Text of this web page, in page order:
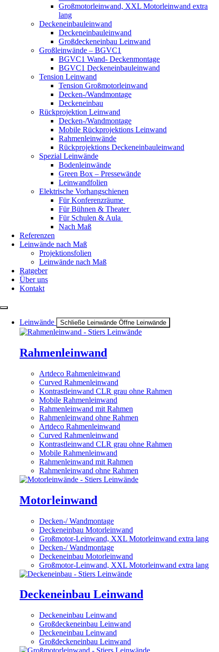
Großmotorleinwand, XXL Motorleinwand extra
lang
Deckeneinbauleinwand
Deckeneinbauleinwand
Großdeckeneinbau Leinwand
Großleinwände – BGVC1
BGVC1 Wand- Deckenmontage
BGVC1 Deckeneinbauleinwand
Tension Leinwand
Tension Großmotorleinwand
Decken-/Wandmontage
Deckeneinbau
Rückprojektion Leinwand
Decken-/Wandmontage
Mobile Rückprojektions Leinwand
Rahmenleinwände
Rückprojektions Deckeneinbauleinwand
Spezial Leinwände
Bodenleinwände
Green Box – Pressewände
Leinwandfolien
Elektrische Vorhangschienen
Für Konferenzräume
Für Bühnen & Theater
Für Schulen & Aula
Nach Maß
Referenzen
Leinwände nach Maß
Projektionsfolien
Leinwände nach Maß
Ratgeber
Über uns
Kontakt
Leinwände Schließe Leinwände Öffne Leinwände
Rahmenleinwand
Artdeco Rahmenleinwand
Curved Rahmenleinwand
Kontrastleinwand CLR grau ohne Rahmen
Mobile Rahmenleinwand
Rahmenleinwand mit Rahmen
Rahmenleinwand ohne Rahmen
Artdeco Rahmenleinwand
Curved Rahmenleinwand
Kontrastleinwand CLR grau ohne Rahmen
Mobile Rahmenleinwand
Rahmenleinwand mit Rahmen
Rahmenleinwand ohne Rahmen
Motorleinwand
Decken-/ Wandmontage
Deckeneinbau Motorleinwand
Großmotor-Leinwand, XXL Motorleinwand extra lang
Decken-/ Wandmontage
Deckeneinbau Motorleinwand
Großmotor-Leinwand, XXL Motorleinwand extra lang
Deckeneinbau Leinwand
Deckeneinbau Leinwand
Großdeckeneinbau Leinwand
Deckeneinbau Leinwand
Großdeckeneinbau Leinwand